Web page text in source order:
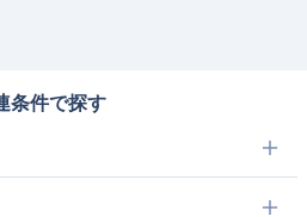
条件で探す